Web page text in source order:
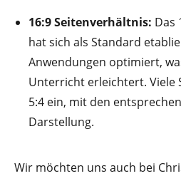
16:9 Seitenverhältnis: Das
hat sich als Standard
Anwendungen optimiert,
Unterricht erleichtert. Viele
5:4 ein, mit den
Darstellung.
Wir möchten uns auch bei